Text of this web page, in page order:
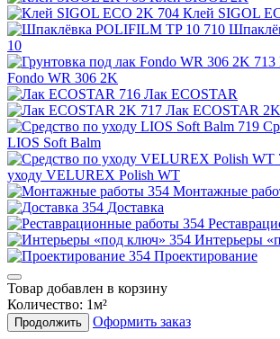
Клей SIGOL
10
Fondo WR 306 2K
Лак ECOSTAR
Лак ECOSTAR 2K
LIOS Soft Balm
уходу VELUREX Polish WT
Монтажные
Доставка
Интерьеры
Проектирование
Товар добавлен в корзину
Количество: 1м²
Продолжить Оформить заказ